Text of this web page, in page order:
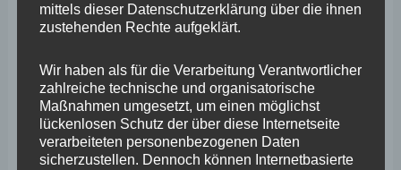
11. Plenarsitzung – Stephan
Wefelscheid ermahnt zur
praktikablen Umsetzbarkeit –
mit Video
Plenum
mittels dieser Datenschutzerklärung über die ihnen
zustehenden Rechte aufgeklärt.
Wir haben als für die Verarbeitung Verantwortlicher
zahlreiche technische und organisatorische
Maßnahmen umgesetzt, um einen möglichst
lückenlosen Schutz der über diese Internetseite
verarbeiteten personenbezogenen Daten
sicherzustellen. Dennoch können Internetbasierte